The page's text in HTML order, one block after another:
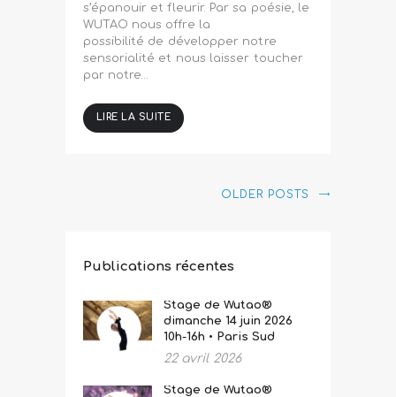
s’épanouir et fleurir. Par sa poésie, le
WUTAO nous offre la
possibilité de développer notre
sensorialité et nous laisser toucher
par notre…
LIRE LA SUITE
OLDER POSTS
Publications récentes
Stage de Wutao®
dimanche 14 juin 2026
10h-16h • Paris Sud
22 avril 2026
Stage de Wutao®